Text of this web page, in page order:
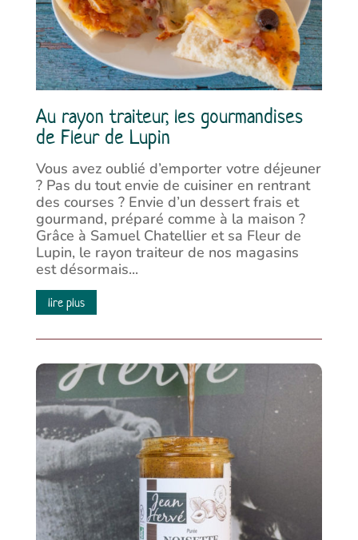
Au rayon traiteur, les gourmandises
de Fleur de Lupin
Vous avez oublié d’emporter votre déjeuner
? Pas du tout envie de cuisiner en rentrant
des courses ? Envie d’un dessert frais et
gourmand, préparé comme à la maison ?
Grâce à Samuel Chatellier et sa Fleur de
Lupin, le rayon traiteur de nos magasins
est désormais...
lire plus